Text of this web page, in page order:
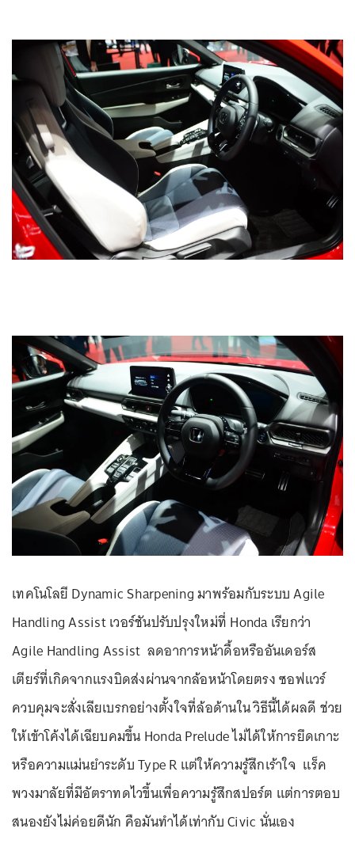
เทคโนโลยี Dynamic Sharpening มาพร้อมกับระบบ Agile
Handling Assist เวอร์ชันปรับปรุงใหม่ที่ Honda เรียกว่า
Agile Handling Assist ลดอาการหน้าดื้อหรืออันเดอร์ส
เตียร์ที่เกิดจากแรงบิดส่งผ่านจากล้อหน้าโดยตรง ซอฟแวร์
ควบคุมจะสั่งเลียเบรกอย่างตั้งใจที่ล้อด้านใน วิธีนี้ได้ผลดี ช่วย
ให้เข้าโค้งได้เฉียบคมขึ้น Honda Prelude ไม่ได้ให้การยึดเกาะ
หรือความแม่นยำระดับ Type R แต่ให้ความรู้สึกเร้าใจ แร็ค
พวงมาลัยที่มีอัตราทดไวขึ้นเพื่อความรู้สึกสปอร์ต แต่การตอบ
สนองยังไม่ค่อยดีนัก คือมันทำได้เท่ากับ Civic นั่นเอง